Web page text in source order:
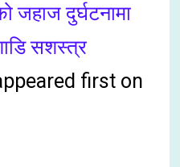
जहाज दुर्घटनामा
सशस्त्र
first on